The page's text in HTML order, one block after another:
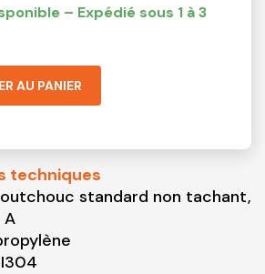
– Expédié sous 1 à 3
AU PANIER
techniques
standard non tachant,